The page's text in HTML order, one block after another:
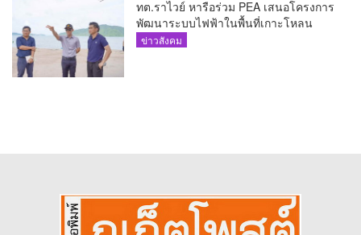
ทต.ราไวย์ หารือร่วม PEA เสนอโครงการ
พัฒนาระบบไฟฟ้าในพื้นที่เกาะโหลน
ข่าวสังคม